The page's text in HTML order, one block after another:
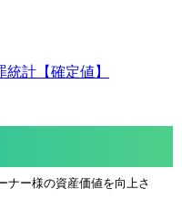
計【確定値】
ナー様の資産価値を向上さ